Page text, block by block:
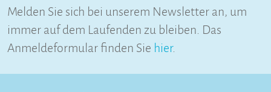
Melden Sie sich bei unserem Newsletter an, um
immer auf dem Laufenden zu bleiben. Das
Anmeldeformular finden Sie hier.